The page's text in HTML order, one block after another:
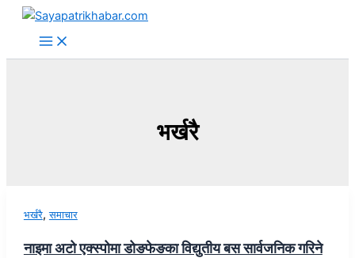
Skip
भर्खरै
भर्खरै,समाचार
नाइमा अटो एक्स्पोमा डोङफेङका विद्युतीय बस सार्वजनिक गरिने